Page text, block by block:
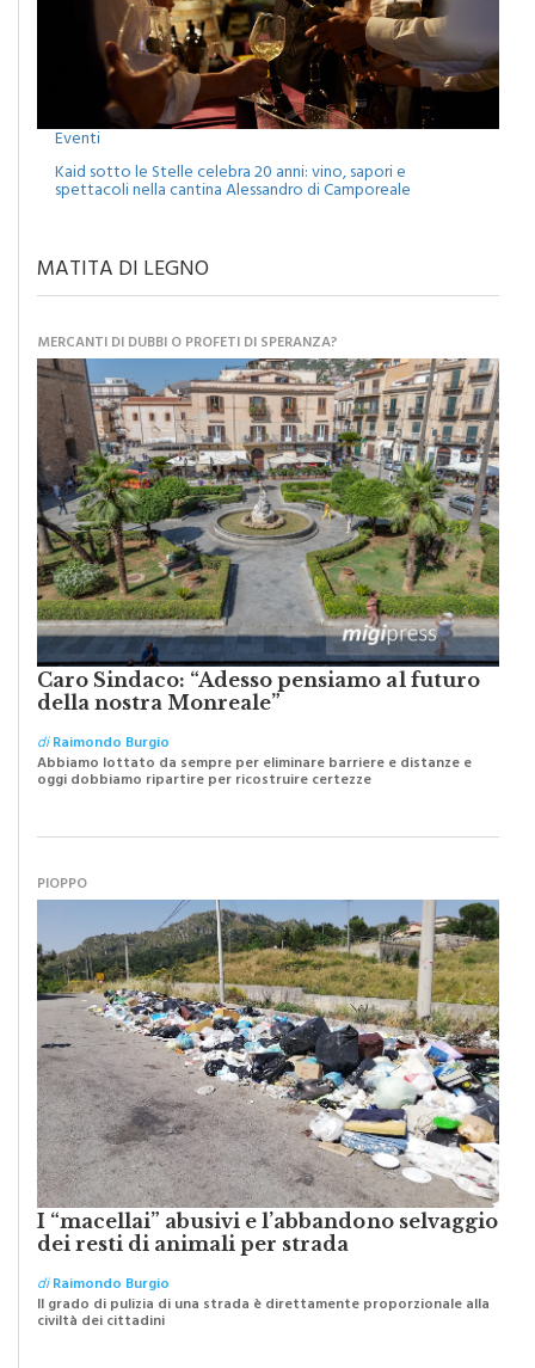
Eventi
Kaid sotto le Stelle celebra 20 anni: vino, sapori e
MATITA DI LEGNO
MERCANTI DI DUBBI O PROFETI DI SPERANZA?
Caro Sindaco: “Adesso pensiamo al futuro
della nostra Monreale”
diRaimondo Burgio
I “macellai” abusivi e l’abbandono selvaggio
dei resti di animali per strada
diRaimondo Burgio